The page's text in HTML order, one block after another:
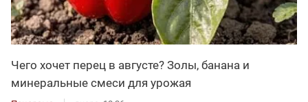
Чего хочет перец в августе? Золы, банана и
минеральные смеси для урожая